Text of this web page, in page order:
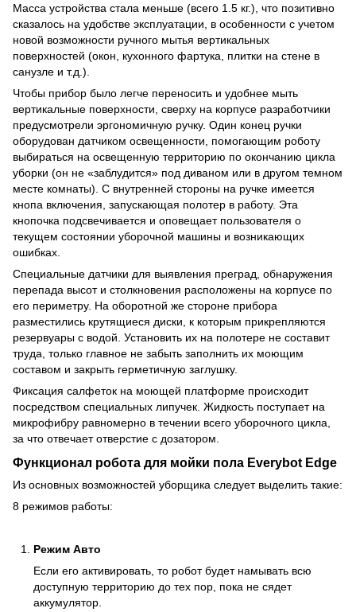
Масса устройства стала меньше (всего 1.5 кг.), что позитивно
сказалось на удобстве эксплуатации, в особенности с учетом
новой возможности ручного мытья вертикальных
поверхностей (окон, кухонного фартука, плитки на стене в
санузле и т.д.).
Чтобы прибор было легче переносить и удобнее мыть
вертикальные поверхности, сверху на корпусе разработчики
предусмотрели эргономичную ручку. Один конец ручки
оборудован датчиком освещенности, помогающим роботу
выбираться на освещенную территорию по окончанию цикла
уборки (он не «заблудится» под диваном или в другом темном
месте комнаты). С внутренней стороны на ручке имеется
кнопа включения, запускающая полотер в работу. Эта
кнопочка подсвечивается и оповещает пользователя о
текущем состоянии уборочной машины и возникающих
ошибках.
Специальные датчики для выявления преград, обнаружения
перепада высот и столкновения расположены на корпусе по
его периметру. На оборотной же стороне прибора
разместились крутящиеся диски, к которым прикрепляются
резервуары с водой. Установить их на полотере не составит
труда, только главное не забыть заполнить их моющим
составом и закрыть герметичную заглушку.
Фиксация салфеток на моющей платформе происходит
посредством специальных липучек. Жидкость поступает на
микрофибру равномерно в течении всего уборочного цикла,
за что отвечает отверстие с дозатором.
Функционал робота для мойки пола Everybot Edge
Из основных возможностей уборщика следует выделить такие:
8 режимов работы:
Режим Авто
Если его активировать, то робот будет намывать всю
доступную территорию до тех пор, пока не сядет
аккумулятор.